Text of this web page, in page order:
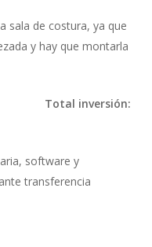
sala de costura, ya que
y hay que montarla
software y
transferencia